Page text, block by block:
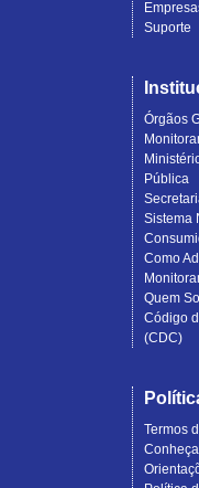
Suporte
Órgãos
Pública
Sistema
Como
Quem
Código
(CDC)
Termos